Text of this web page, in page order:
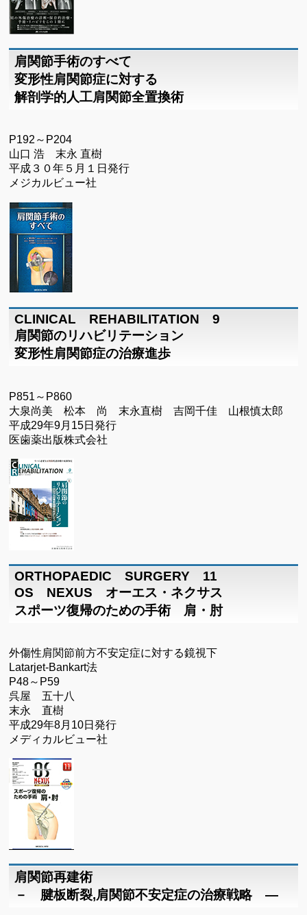
肩関節手術のすべて
変形性肩関節症に対する
解剖学的人工肩関節全置換術
P192～P204
山口 浩 末永 直樹
平成３０年５月１日発行
メジカルビュー社
CLINICAL REHABILITATION 9
肩関節のリハビリテーション
変形性肩関節症の治療進歩
P851～P860
大泉尚美 松本 尚 末永直樹 吉岡千佳 山根慎太郎
平成29年9月15日発行
医歯薬出版株式会社
ORTHOPAEDIC SURGERY 11
OS NEXUS オーエス・ネクサス
スポーツ復帰のための手術 肩・肘
外傷性肩関節前方不安定症に対する鏡視下
Latarjet-Bankart法
P48～P59
呉屋 五十八
末永 直樹
平成29年8月10日発行
メディカルビュー社
肩関節再建術
－ 腱板断裂,肩関節不安定症の治療戦略 ―